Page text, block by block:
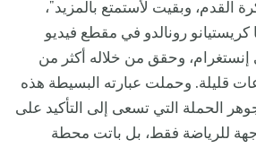
القدم، وبقيت لأستمتع بالمزيد"،
كريستيانو رونالدو في مقطع فيديو
وحقق من خلاله أكثر من
قليلة. وحملت عبارته البسيطة هذه
الحملة التي تسعى إلى التأكيد على
للرياضة فقط، بل باتت محطة